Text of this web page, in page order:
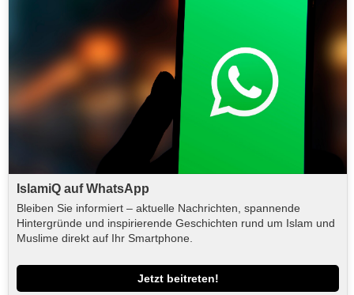
IslamiQ auf WhatsApp
Bleiben Sie informiert – aktuelle Nachrichten, spannende
Hintergründe und inspirierende Geschichten rund um Islam und
Muslime direkt auf Ihr Smartphone.
Jetzt beitreten!